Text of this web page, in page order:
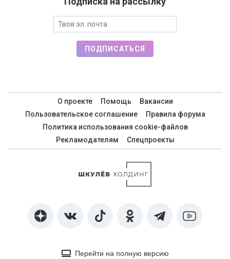
ПОДПИСАТЬСЯ
О проекте Помощь
Вакансии
Пользовательское соглашение
Правила форума
Политика использования cookie-файлов
Рекламодателям
Спецпроекты
Перейти на полную версию